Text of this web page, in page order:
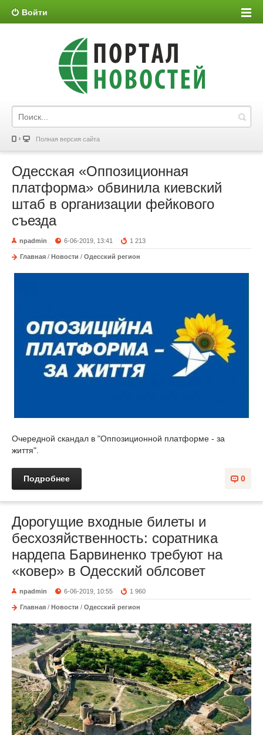
Войти
Полная версия сайта
Одесская «Оппозиционная
платформа» обвинила киевский
штаб в организации фейкового
съезда
npadmin 6-06-2019, 13:41 1 213
Главная / Новости / Одесский регион
Очередной скандал в "Оппозиционной платформе - за
життя".
0
Подробнее
Дорогущие входные билеты и
бесхозяйственность: соратника
нардепа Барвиненко требуют на
«ковер» в Одесский облсовет
npadmin 6-06-2019, 10:55 1 960
Главная / Новости / Одесский регион